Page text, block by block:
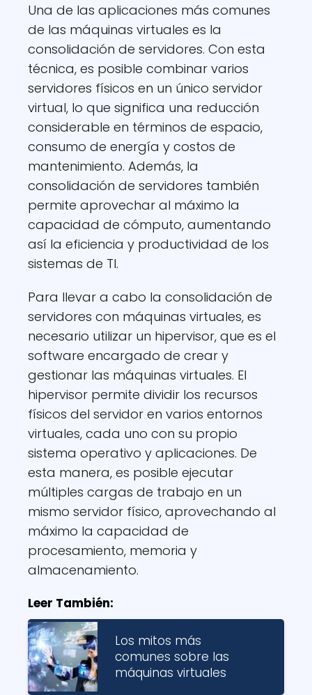
Una de las aplicaciones más comunes
de las máquinas virtuales es la
consolidación de servidores. Con esta
técnica, es posible combinar varios
servidores físicos en un único servidor
virtual, lo que significa una reducción
considerable en términos de espacio,
consumo de energía y costos de
mantenimiento. Además, la
consolidación de servidores también
permite aprovechar al máximo la
capacidad de cómputo, aumentando
así la eficiencia y productividad de los
sistemas de TI.
Para llevar a cabo la consolidación de
servidores con máquinas virtuales, es
necesario utilizar un hipervisor, que es el
software encargado de crear y
gestionar las máquinas virtuales. El
hipervisor permite dividir los recursos
físicos del servidor en varios entornos
virtuales, cada uno con su propio
sistema operativo y aplicaciones. De
esta manera, es posible ejecutar
múltiples cargas de trabajo en un
mismo servidor físico, aprovechando al
máximo la capacidad de
procesamiento, memoria y
almacenamiento.
Leer También:
Los mitos más
comunes sobre las
máquinas virtuales